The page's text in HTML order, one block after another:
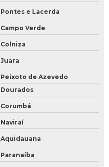
Pontes e Lacerda
Campo Verde
Colniza
Juara
Peixoto de Azevedo
Dourados
Corumbá
Naviraí
Aquidauana
Paranaíba